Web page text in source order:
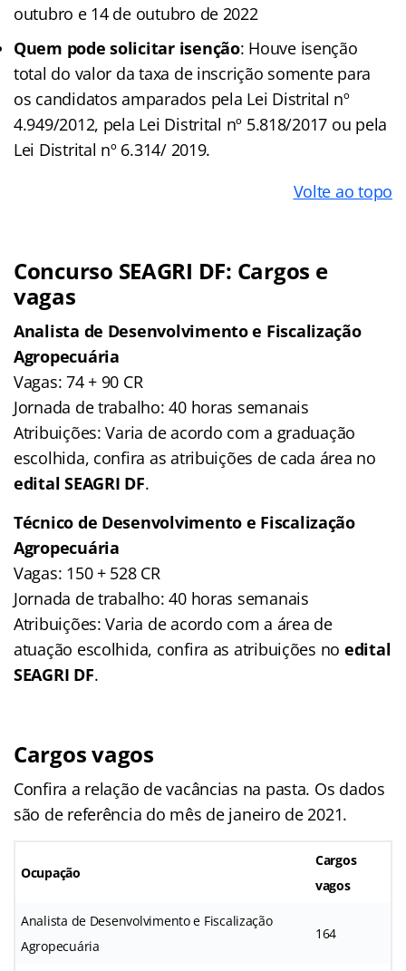
outubro e 14 de outubro de 2022
Quem pode solicitar isenção: Houve isenção
total do valor da taxa de inscrição somente para
os candidatos amparados pela Lei Distrital nº
4.949/2012, pela Lei Distrital nº 5.818/2017 ou pela
Lei Distrital nº 6.314/ 2019.
Volte ao topo
Concurso SEAGRI DF: Cargos e
vagas
Analista de Desenvolvimento e Fiscalização
Agropecuária
Vagas: 74 + 90 CR
Jornada de trabalho: 40 horas semanais
Atribuições: Varia de acordo com a graduação
escolhida, confira as atribuições de cada área no
edital SEAGRI DF.
Técnico de Desenvolvimento e Fiscalização
Agropecuária
Vagas: 150 + 528 CR
Jornada de trabalho: 40 horas semanais
Atribuições: Varia de acordo com a área de
atuação escolhida, confira as atribuições no edital
SEAGRI DF.
Cargos vagos
Confira a relação de vacâncias na pasta. Os dados
são de referência do mês de janeiro de 2021.
Ocupação
Cargos
vagos
Analista de Desenvolvimento e Fiscalização
Agropecuária
164